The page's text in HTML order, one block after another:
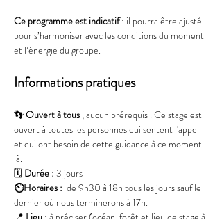
Ce programme est indicatif : il pourra être ajusté
pour s’harmoniser avec les conditions du moment
et l’énergie du groupe.
Informations pratiques
👣 Ouvert à tous , aucun prérequis . Ce stage est
ouvert à toutes les personnes qui sentent l'appel
et qui ont besoin de cette guidance à ce moment
là.
🗓️ Durée : 3 jours
⏲️Horaires : de 9h30 à 18h tous les jours sauf le
dernier où nous terminerons à 17h.